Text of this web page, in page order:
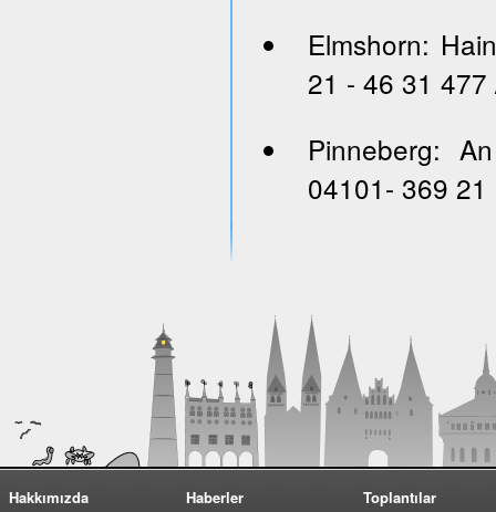
Elmshorn:
21 - 46 31 477
Pinneberg:
04101- 369 21
Hakkımızda
Haberler
Toplantılar